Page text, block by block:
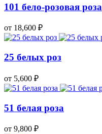
101 бело-розовая роза
от 18,600 ₽
25 белых роз
от 5,600 ₽
51 белая роза
от 9,800 ₽